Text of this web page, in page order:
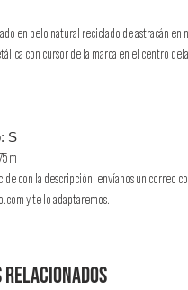
en pelo natural reciclado de astracán
con cursor de la marca en el centro
S
m
con la descripción, envíanos un correo
y te lo adaptaremos.
relacionados